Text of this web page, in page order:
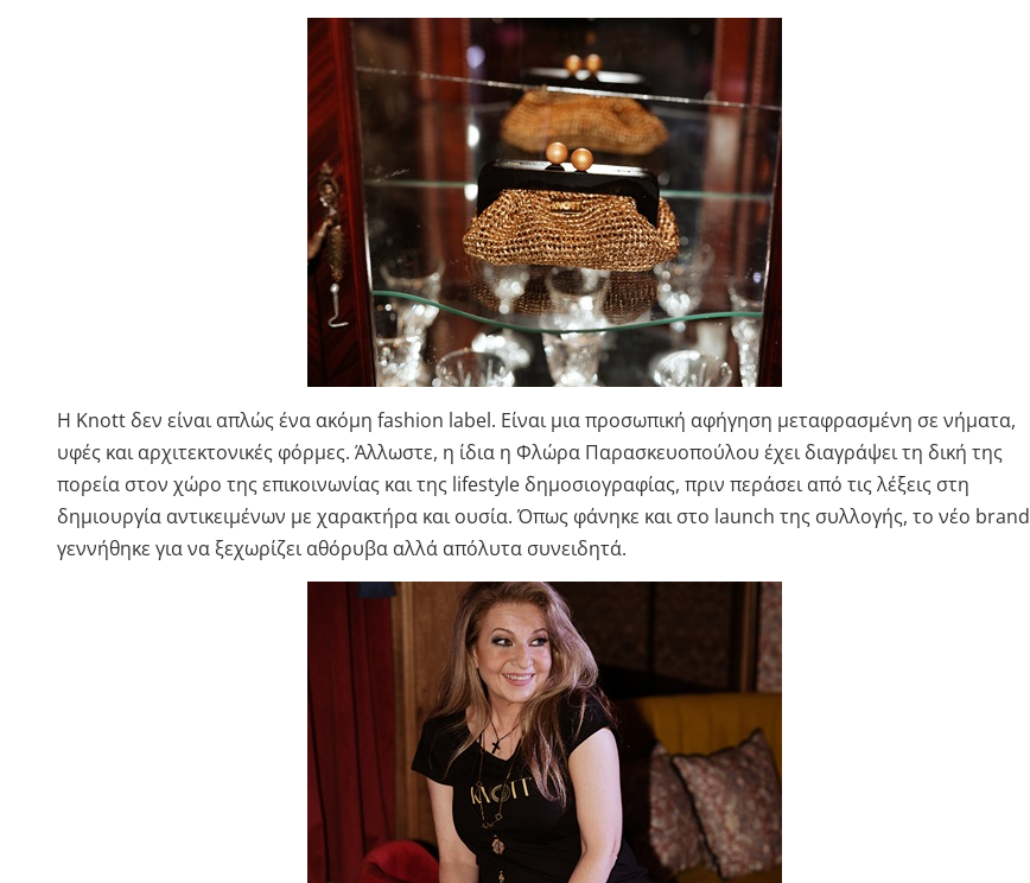
Η Knott δεν είναι απλώς ένα ακόμη fashion label. Είναι μια προσωπική αφήγηση μεταφρασμένη σε νήματα,
υφές και αρχιτεκτονικές φόρμες. Άλλωστε, η ίδια η Φλώρα Παρασκευοπούλου έχει διαγράψει τη δική της
πορεία στον χώρο της επικοινωνίας και της lifestyle δημοσιογραφίας, πριν περάσει από τις λέξεις στη
δημιουργία αντικειμένων με χαρακτήρα και ουσία. Όπως φάνηκε και στο launch της συλλογής, το νέο brand
γεννήθηκε για να ξεχωρίζει αθόρυβα αλλά απόλυτα συνειδητά.